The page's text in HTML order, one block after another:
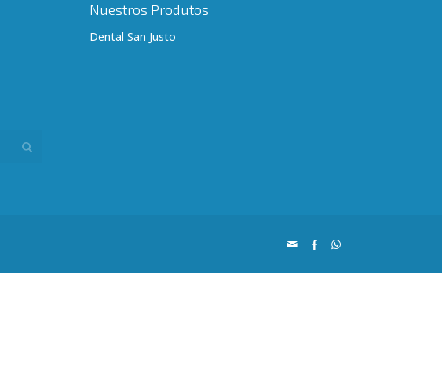
Nuestros Produtos
Dental San Justo